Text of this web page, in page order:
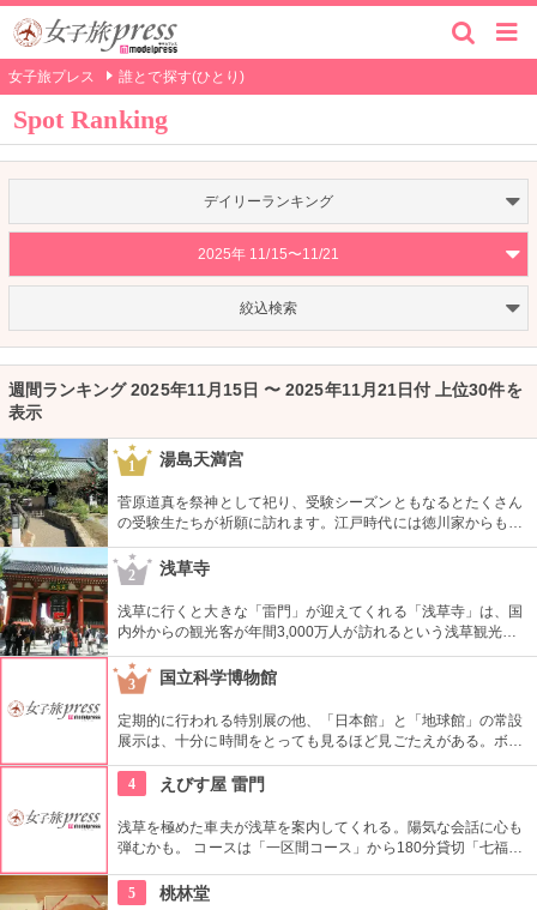
女子旅プレス 誰とで探す(ひとり)
Spot Ranking
デイリーランキング
2025年 11/15〜11/21
絞込検索
週間ランキング 2025年11月15日 〜 2025年11月21日付 上位30件を
表示
1 湯島天満宮
菅原道真を祭神として祀り、受験シーズンともなるとたくさん
の受験生たちが祈願に訪れます。江戸時代には徳川家からも尊
崇されました。一方、梅の名所としても江戸時代から知られて
おり、境内には約300本もの梅があり、毎年時期になるとかぐ
わしい香りを漂わせます。2月上旬〜3月上旬には梅祭りも開催
されて賑わいます。
2 浅草寺
浅草に行くと大きな「雷門」が迎えてくれる「浅草寺」は、国
内外からの観光客が年間3,000万人が訪れるという浅草観光一
番の名所。地元の方からも「観音様」の愛称で親しまれている
都内最古の名刹です。
3 国立科学博物館
定期的に行われる特別展の他、「日本館」と「地球館」の常設
展示は、十分に時間をとっても見るほど見ごたえがある。ボラ
ンティアによるガイドツアーに参加すればなお理解が深まるこ
とまちがいなし。
4 えびす屋 雷門
浅草を極めた車夫が浅草を案内してくれる。陽気な会話に心も
弾むかも。 コースは「一区間コース」から180分貸切「七福神
好評だとか。
5 桃林堂